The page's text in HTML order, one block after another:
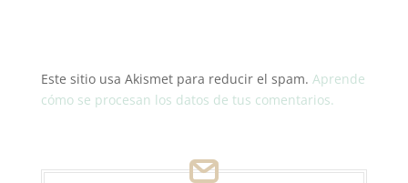
Este sitio usa Akismet para reducir el spam. Aprende
cómo se procesan los datos de tus comentarios.